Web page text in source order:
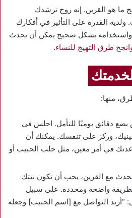
ما هو القرين. إنه روح ترشدك
القدرة على التأثير في أفكارك
بشكل صحيح يمكن أن يحدث
طرق التهيج للنساء.
منها:
دقائق يوميًا للتأمل. اجلس في
وركز على تنفسك. يمكنك أن
في أمر معين، مثل جلب الحبيب أو
مع القرين، يجب أن تكون نيتك
بطريقة واضحة ومحددة. على سبيل
“أريد التواصل مع [اسم الحبيب] وجعله